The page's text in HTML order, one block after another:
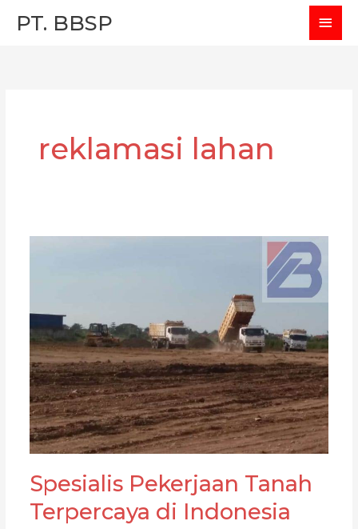
PT. BBSP
reklamasi lahan
Spesialis Pekerjaan Tanah
Terpercaya di Indonesia